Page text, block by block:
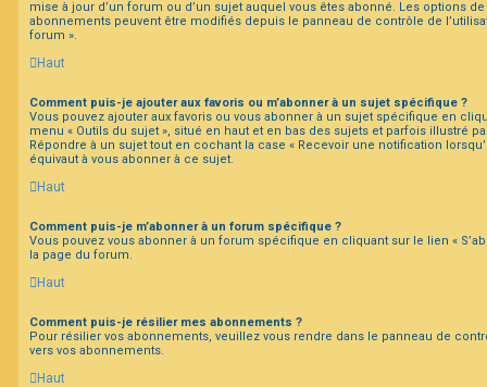
mise à jour d’un forum ou d’un sujet auquel vous êtes abonné. Les options
abonnements peuvent être modifiés depuis le panneau de contrôle de
forum ».
Haut
Comment puis-je ajouter aux favoris ou m’abonner à un sujet spécifique ?
Vous pouvez ajouter aux favoris ou vous abonner à un sujet spécifique en
menu « Outils du sujet », situé en haut et en bas des sujets et parfois illustré
Répondre à un sujet tout en cochant la case « Recevoir une notification
équivaut à vous abonner à ce sujet.
Haut
Comment puis-je m’abonner à un forum spécifique ?
Vous pouvez vous abonner à un forum spécifique en cliquant sur le lien «
la page du forum.
Haut
Comment puis-je résilier mes abonnements ?
Pour résilier vos abonnements, veuillez vous rendre dans le panneau de
vers vos abonnements.
Haut